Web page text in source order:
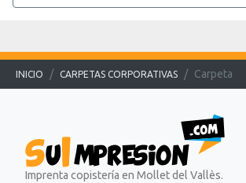
INICIO CARPETAS CORPORATIVAS Carpeta
Imprenta copistería en Mollet del Vallès.